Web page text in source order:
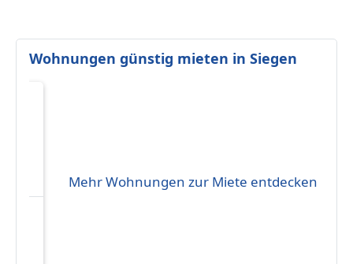
Wohnungen günstig mieten in Siegen
Mehr Wohnungen zur Miete entdecken